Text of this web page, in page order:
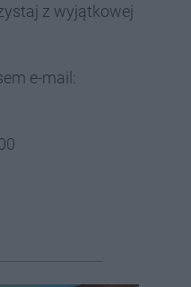
z wyjątkowej
e-mail: